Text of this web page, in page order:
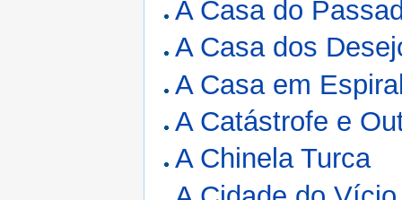
A Casa do
A Casa dos
A Casa em
A Catástrofe e
A Chinela Turca